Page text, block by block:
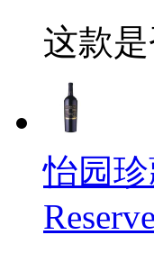
这款
怡园珍